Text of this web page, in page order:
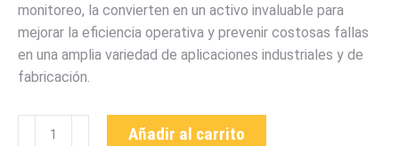
monitoreo, la convierten en un activo invaluable para
mejorar la eficiencia operativa y prevenir costosas fallas
en una amplia variedad de aplicaciones industriales y de
fabricación.
TG298
Añadir al carrito